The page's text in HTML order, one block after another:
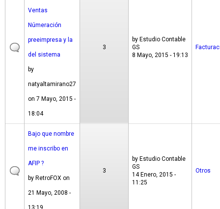
Ventas
Númeración
preeimpresa y la
del sistema
by
natyaltamirano27
on 7 Mayo, 2015 -
18:04
3
by Estudio Contable
GS
8 Mayo, 2015 - 19:13
Bajo que nombre
me inscribo en
AFIP ?
by RetroFOX on
21 Mayo, 2008 -
13:19
3
by Estudio Contable
GS
14 Enero, 2015 -
11:25
Otros